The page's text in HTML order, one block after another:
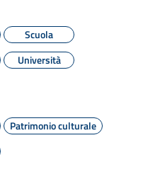
Scuola
Università
Patrimonio culturale